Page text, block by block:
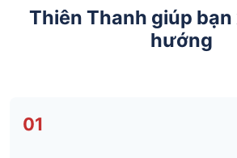
Thiên Thanh giúp
hướng
01